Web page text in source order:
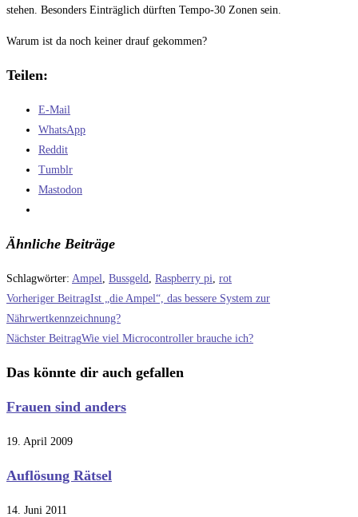
stehen. Besonders Einträglich dürften Tempo-30 Zonen sein.
Warum ist da noch keiner drauf gekommen?
Teilen:
E-Mail
WhatsApp
Reddit
Tumblr
Mastodon
Ähnliche Beiträge
Schlagwörter: Ampel Bussgeld Raspberry pi rot
Weitere
Artikel
ansehen
Vorheriger BeitragIst „die Ampel“, das bessere System zur
Nährwertkennzeichnung?
Nächster BeitragWie viel Microcontroller brauche ich?
Das könnte dir auch gefallen
Frauen sind anders
19. April 2009
Auflösung Rätsel
14. Juni 2011